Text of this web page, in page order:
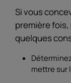
Si vous
première
quelques
mettre sur